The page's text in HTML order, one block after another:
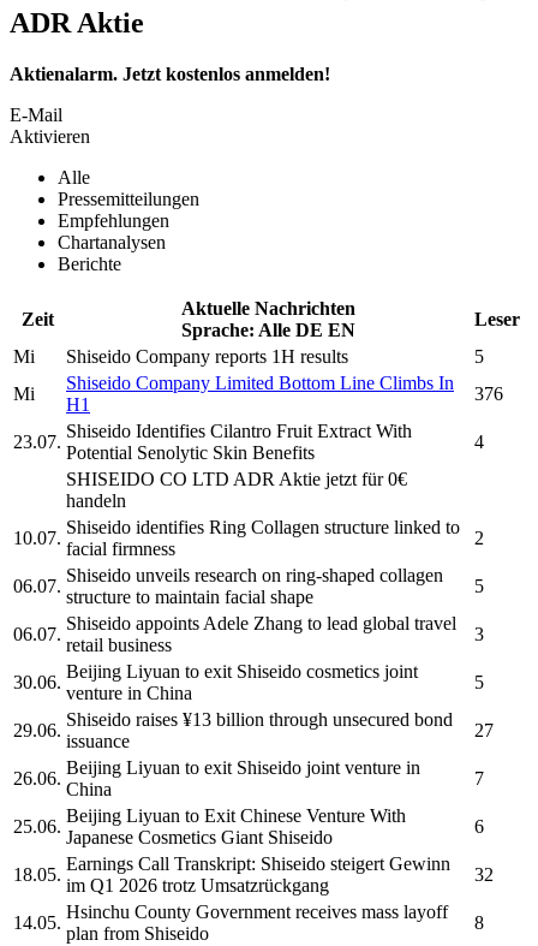
ADR Aktie
Aktienalarm. Jetzt kostenlos anmelden!
E-Mail
Aktivieren
Alle
Pressemitteilungen
Empfehlungen
Chartanalysen
Berichte
Zeit
Aktuelle Nachrichten
Sprache: Alle DE EN
Leser
Mi
Shiseido Company reports 1H results
5
Mi
Shiseido Company Limited Bottom Line Climbs In
H1
376
23.07.
Shiseido Identifies Cilantro Fruit Extract With
Potential Senolytic Skin Benefits
4
SHISEIDO CO LTD ADR Aktie jetzt für 0€
handeln
10.07.
Shiseido identifies Ring Collagen structure linked to
facial firmness
2
06.07.
Shiseido unveils research on ring-shaped collagen
structure to maintain facial shape
5
06.07.
Shiseido appoints Adele Zhang to lead global travel
retail business
3
30.06.
Beijing Liyuan to exit Shiseido cosmetics joint
venture in China
5
29.06.
Shiseido raises ¥13 billion through unsecured bond
issuance
27
26.06.
Beijing Liyuan to exit Shiseido joint venture in
China
7
25.06.
Beijing Liyuan to Exit Chinese Venture With
Japanese Cosmetics Giant Shiseido
6
18.05.
Earnings Call Transkript: Shiseido steigert Gewinn
im Q1 2026 trotz Umsatzrückgang
32
14.05.
Hsinchu County Government receives mass layoff
plan from Shiseido
8